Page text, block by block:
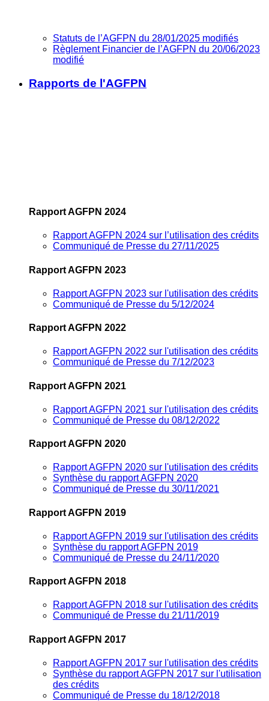
Statuts de l’AGFPN du 28/01/2025 modifiés
Règlement Financier de l’AGFPN du 20/06/2023
modifié
Rapports de l'AGFPN
Rapport AGFPN 2024
Rapport AGFPN 2024 sur l’utilisation des crédits
Communiqué de Presse du 27/11/2025
Rapport AGFPN 2023
Rapport AGFPN 2023 sur l'utilisation des crédits
Communiqué de Presse du 5/12/2024
Rapport AGFPN 2022
Rapport AGFPN 2022 sur l'utilisation des crédits
Communiqué de Presse du 7/12/2023
Rapport AGFPN 2021
Rapport AGFPN 2021 sur l'utilisation des crédits
Communiqué de Presse du 08/12/2022
Rapport AGFPN 2020
Rapport AGFPN 2020 sur l'utilisation des crédits
Synthèse du rapport AGFPN 2020
Communiqué de Presse du 30/11/2021
Rapport AGFPN 2019
Rapport AGFPN 2019 sur l'utilisation des crédits
Synthèse du rapport AGFPN 2019
Communiqué de Presse du 24/11/2020
Rapport AGFPN 2018
Rapport AGFPN 2018 sur l'utilisation des crédits
Communiqué de Presse du 21/11/2019
Rapport AGFPN 2017
Rapport AGFPN 2017 sur l'utilisation des crédits
Synthèse du rapport AGFPN 2017 sur l'utilisation
des crédits
Communiqué de Presse du 18/12/2018